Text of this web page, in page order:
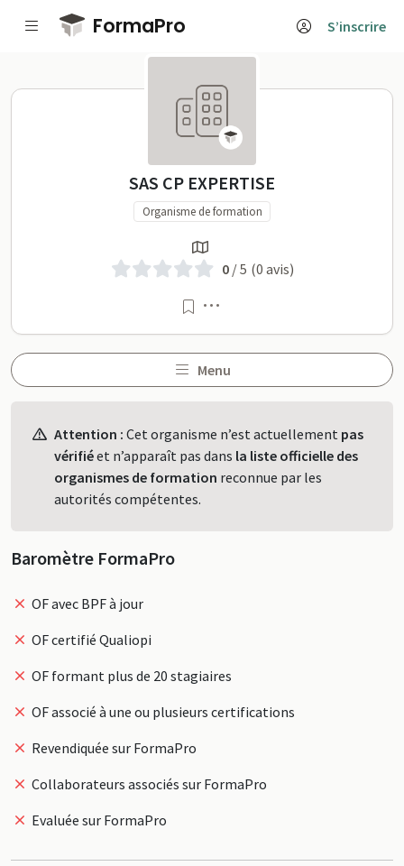
Passer au contenu principal
FormaPro S’inscrire
SAS CP EXPERTISE sur
SAS CP EXPERTISE
Organisme de formation
0/ 5 (0 avis)
Menu
Attention : Cet organisme n’est actuellement pas
vérifiéet n’apparaît pas dans la liste officielle des
organismes de formation reconnue par les
autorités compétentes.
Baromètre FormaPro
OF avec BPF à jour
OF certifié Qualiopi
OF formant plus de 20 stagiaires
OF associé à une ou plusieurs certifications
Revendiquée sur FormaPro
Collaborateurs associés sur FormaPro
Evaluée sur FormaPro